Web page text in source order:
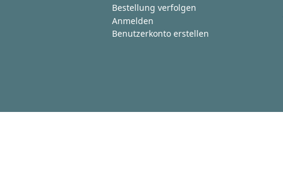
Bestellung verfolgen
Anmelden
Benutzerkonto erstellen